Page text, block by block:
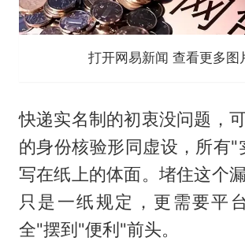
打开网易新闻 查看更多图
快递实名制的初衷没问题，
的身份核验形同虚设，所有"
写在纸上的体面。堵住这个
只是一纸规定，更需要平
全"摆到"便利"前头。